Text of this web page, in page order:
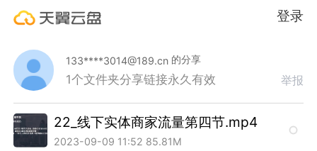
登录
133****3014@189.cn 的分享
1个文件夹分享链接永久有效 举报
22_线下实体商家流量第四节.mp4
2023-09-09 11:52 85.81M